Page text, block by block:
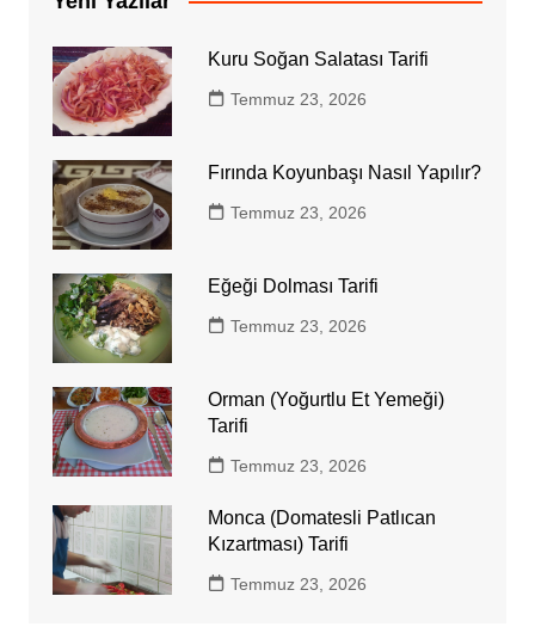
Kuru Soğan Salatası Tarifi
Temmuz 23, 2026
Fırında Koyunbaşı Nasıl Yapılır?
Temmuz 23, 2026
Eğeği Dolması Tarifi
Temmuz 23, 2026
Orman (Yoğurtlu Et Yemeği)
Tarifi
Temmuz 23, 2026
Monca (Domatesli Patlıcan
Kızartması) Tarifi
Temmuz 23, 2026